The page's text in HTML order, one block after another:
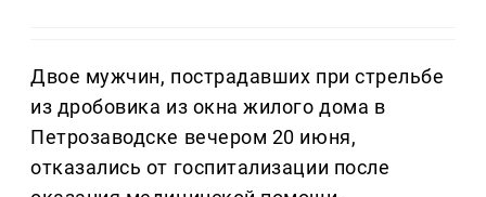
Двое мужчин, пострадавших при стрельбе
из дробовика из окна жилого дома в
Петрозаводске вечером 20 июня,
отказались от госпитализации после